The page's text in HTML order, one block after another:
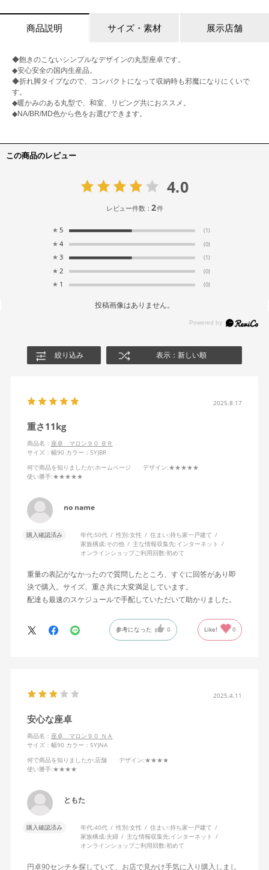
商品説明 サイズ・素材 展示店舗
◆飽きのこないシンプルなデザインの丸型座卓です。
◆安心安全の国内生産品。
◆折れ脚タイプなので、コンパクトになって収納時も邪魔になりにくいで
す。
◆暖かみのある丸型で、和室、リビング共におススメ。
◆NA/BR/MD色から色をお選びできます。
この商品のレビュー
4.0
レビュー件数：2件
★ 5 (1)
★ 4 (0)
★ 3 (1)
★ 2 (0)
★ 1 (0)
投稿画像はありません。
絞り込み 表示：新しい順
2025.8.17
重さ11kg
商品名： 座卓 マロン９０ ＢＲ
サイズ：幅90 カラー：5Y)BR
何で商品を知りましたか:ホームページ デザイン:★★★★★
使い勝手:★★★★★
no name
購入確認済み 年代:50代 性別:女性 住まい:持ち家一戸建て
家族構成:その他 主な情報収集先:インターネット
オンラインショップご利用回数:初めて
重量の表記がなかったので質問したところ、すぐに回答があり即
決で購入。サイズ、重さ共に大変満足しています。
配達も最速のスケジュールで手配していただいて助かりました。
参考になった 0 Like! 0
2025.4.11
安心な座卓
商品名： 座卓 マロン９０ ＮＡ
サイズ：幅90 カラー：5Y)NA
何で商品を知りましたか:店舗 デザイン:★★★★
使い勝手:★★★★
ともた
購入確認済み 年代:40代 性別:女性 住まい:持ち家一戸建て
家族構成:夫婦 主な情報収集先:インターネット
オンラインショップご利用回数:初めて
円卓90センチを探していて、お店で見かけ手気に入り購入しまし